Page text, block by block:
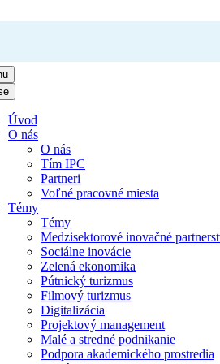
Úvod
O nás
O nás
Tím IPC
Partneri
Voľné pracovné miesta
Témy
Témy
Medzisektorové inovačné
Sociálne inovácie
Zelená ekonomika
Pútnický turizmus
Filmový turizmus
Digitalizácia
Projektový management
Malé a stredné podnikanie
Podpora akademického prostredia